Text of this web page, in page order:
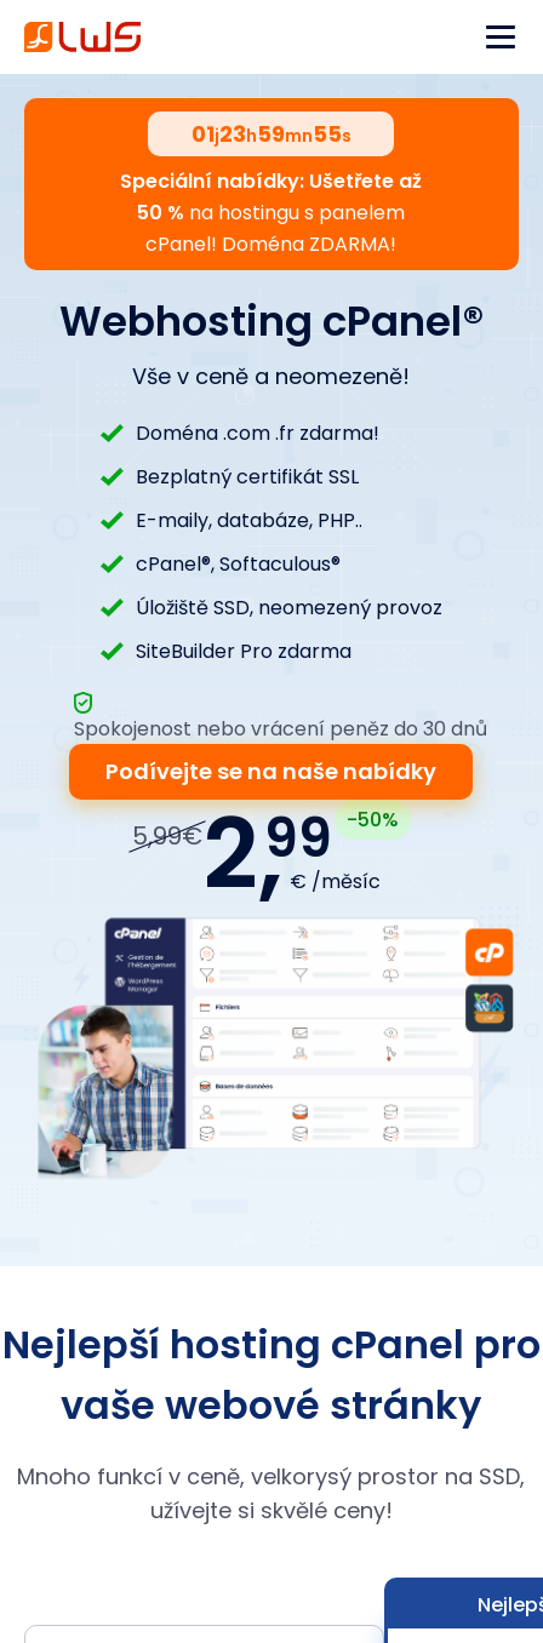
01j23h59mn54s
Speciální nabídky: Ušetřete až
50 % na hostingu s panelem
cPanel! Doména ZDARMA!
Webhosting cPanel®
Vše v ceně a neomezeně!
Doména .com .fr zdarma!
Bezplatný certifikát SSL
E-maily, databáze, PHP..
cPanel®, Softaculous®
Úložiště SSD, neomezený provoz
SiteBuilder Pro zdarma
5,99€2,99
€ /měsíc
-50%
Podívejte se na naše nabídky
Spokojenost nebo vrácení peněz do 30 dnů
Nejlepší hosting cPanel pro
vaše webové stránky
Mnoho funkcí v ceně, velkorysý prostor na SSD,
užívejte si skvělé ceny!